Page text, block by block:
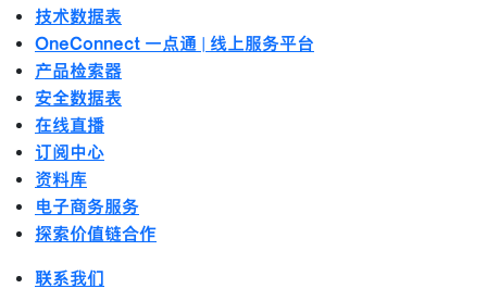
技术数据表
OneConnect 一点通 | 线上服务平台
产品检索器
安全数据表
在线直播
订阅中心
资料库
电子商务服务
探索价值链合作
联系我们